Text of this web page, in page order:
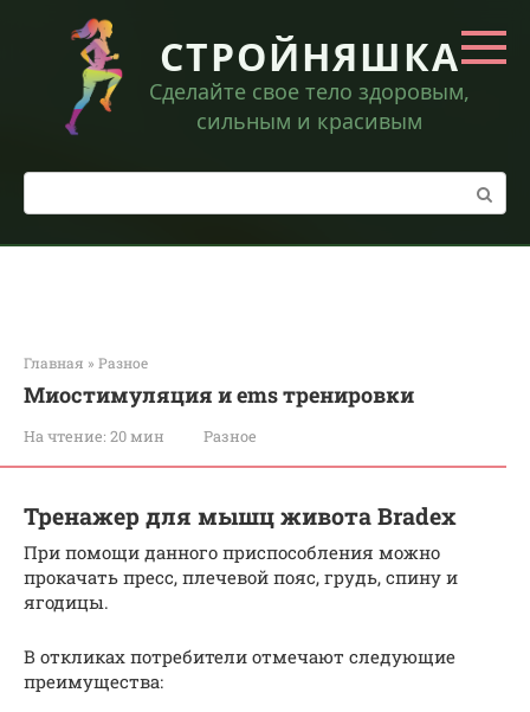
контенту
СТРОЙНЯШКА
Сделайте свое тело здоровым,
сильным и красивым
Поиск:
Главная » Разное
Миостимуляция и ems тренировки
На чтение: 20 мин Разное
Тренажер для мышц живота Bradex
При помощи данного приспособления можно
прокачать пресс, плечевой пояс, грудь, спину и
ягодицы.
В откликах потребители отмечают следующие
преимущества: